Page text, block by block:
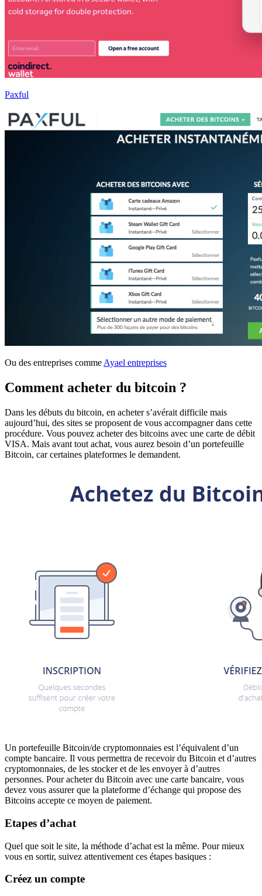
Paxful
Ou des entreprises comme Ayael entreprises
Comment acheter du bitcoin ?
Dans les débuts du bitcoin, en acheter s’avérait difficile mais
aujourd’hui, des sites se proposent de vous accompagner dans cette
procédure. Vous pouvez acheter des bitcoins avec une carte de débit
VISA. Mais avant tout achat, vous aurez besoin d’un portefeuille
Bitcoin, car certaines plateformes le demandent.
Un portefeuille Bitcoin/de cryptomonnaies est l’équivalent d’un
compte bancaire. Il vous permettra de recevoir du Bitcoin et d’autres
cryptomonnaies, de les stocker et de les envoyer à d’autres
personnes. Pour acheter du Bitcoin avec une carte bancaire, vous
devez vous assurer que la plateforme d’échange qui propose des
Bitcoins accepte ce moyen de paiement.
Etapes d’achat
Quel que soit le site, la méthode d’achat est la même. Pour mieux
vous en sortir, suivez attentivement ces étapes basiques :
Créez un compte